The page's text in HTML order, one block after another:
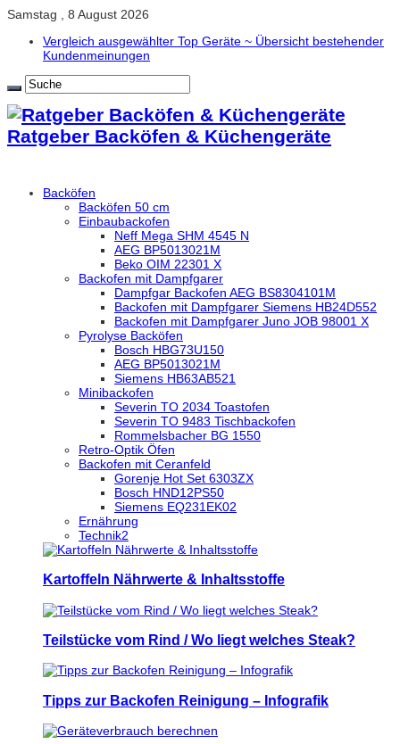
Samstag , 8 August 2026
Vergleich ausgewählter Top Geräte ~ Übersicht bestehender
Kundenmeinungen
Ratgeber Backöfen & Küchengeräte
Backöfen
Backöfen 50 cm
Einbaubackofen
Neff Mega SHM 4545 N
AEG BP5013021M
Beko OIM 22301 X
Backofen mit Dampfgarer
Dampfgar Backofen AEG BS8304101M
Backofen mit Dampfgarer Siemens HB24D552
Backofen mit Dampfgarer Juno JOB 98001 X
Pyrolyse Backöfen
Bosch HBG73U150
AEG BP5013021M
Siemens HB63AB521
Minibackofen
Severin TO 2034 Toastofen
Severin TO 9483 Tischbackofen
Rommelsbacher BG 1550
Retro-Optik Öfen
Backofen mit Ceranfeld
Gorenje Hot Set 6303ZX
Bosch HND12PS50
Siemens EQ231EK02
Ernährung
Technik2
Kartoffeln Nährwerte & Inhaltsstoffe
Teilstücke vom Rind / Wo liegt welches Steak?
Tipps zur Backofen Reinigung – Infografik